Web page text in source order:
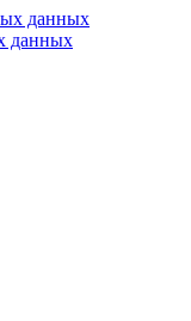
данных
данных